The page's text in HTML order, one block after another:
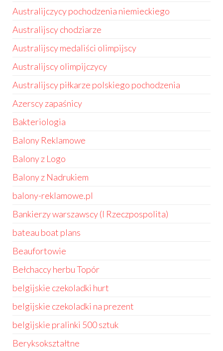
Australijczycy pochodzenia niemieckiego
Australijscy chodziarze
Australijscy medaliści olimpijscy
Australijscy olimpijczycy
Australijscy piłkarze polskiego pochodzenia
Azerscy zapaśnicy
Bakteriologia
Balony Reklamowe
Balony z Logo
Balony z Nadrukiem
balony-reklamowe.pl
Bankierzy warszawscy (I Rzeczpospolita)
bateau boat plans
Beaufortowie
Bełchaccy herbu Topór
belgijskie czekoladki hurt
belgijskie czekoladki na prezent
belgijskie pralinki 500 sztuk
Beryksokształtne